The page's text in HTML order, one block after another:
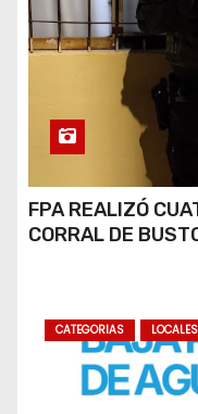
FPA REALIZÓ
CORRAL DE
CATEGORIAS LOCALES